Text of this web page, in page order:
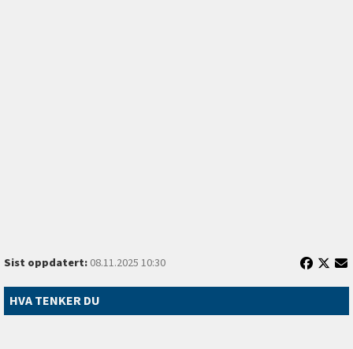
Sist oppdatert:08.11.2025 10:30
HVA TENKER DU